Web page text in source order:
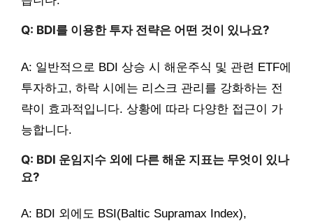
Q: BDI를 이용한 투자 전략은 어떤 것이 있나요?
A: 일반적으로 BDI 상승 시 해운주식 및 관련 ETF에
투자하고, 하락 시에는 리스크 관리를 강화하는 전
략이 효과적입니다. 상황에 따라 다양한 접근이 가
능합니다.
Q: BDI 운임지수 외에 다른 해운 지표는 무엇이 있나
요?
A: BDI 외에도 BSI(Baltic Supramax Index),